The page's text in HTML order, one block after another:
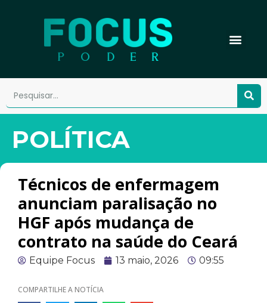
POLÍTICA
Técnicos de enfermagem
anunciam paralisação no
HGF após mudança de
contrato na saúde do Ceará
Equipe Focus 13 maio, 2026 09:55
COMPARTILHE A NOTÍCIA